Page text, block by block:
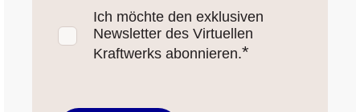
Ich möchte den exklusiven
Newsletter des Virtuellen
Kraftwerks abonnieren.*